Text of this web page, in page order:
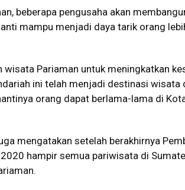
beberapa pengusaha akan
mampu menjadi daya tarik orang
wisata Pariaman untuk meningkatkan
ini telah menjadi destinasi wisata
orang dapat berlama-lama di
mengatakan setelah berakhirnya
hampir semua pariwisata di